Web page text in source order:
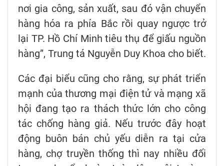
nơi gia công, sản xuất, sau đó vận chuyển
hàng hóa ra phía Bắc rồi quay ngược trở
lại TP. Hồ Chí Minh tiêu thụ để giấu nguồn
hàng”, Trung tá Nguyễn Duy Khoa cho biết.
Các đại biểu cũng cho rằng, sự phát triển
mạnh của thương mại điện tử và mạng xã
hội đang tạo ra thách thức lớn cho công
tác chống hàng giả. Nếu trước đây hoạt
động buôn bán chủ yếu diễn ra tại cửa
hàng, chợ truyền thống thì nay nhiều đối